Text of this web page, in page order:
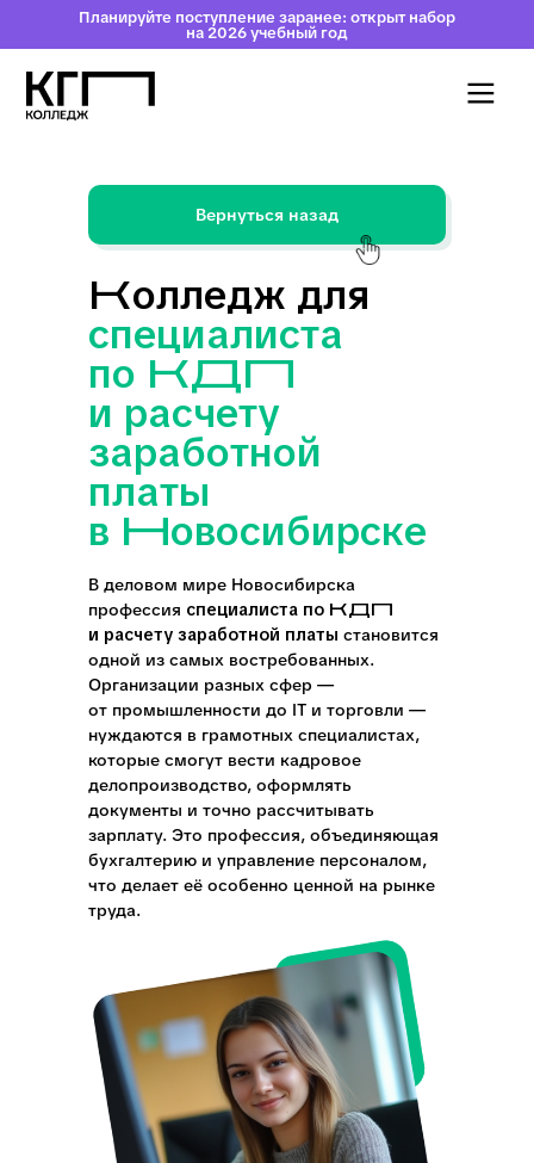
Планируйте поступление заранее: открыт набор
на 2026 учебный год
Колледж для
специалиста
по КДП
и расчету
зараб отной
платы
в Новосибирске
Вернуться назад
В деловом мире Новосибирска
профессия специалиста по КДП
и расчету заработной платы становится
одной из самых востребованных.
Организации разных сфер —
от промышленности до IT и торговли —
нуждаются в грамотных специалистах,
которые смогут вести кадровое
делопроизводство, оформлять
документы и точно рассчитывать
зарплату. Это профессия, объединяющая
бухгалтерию и управление персоналом,
что делает её особенно ценной на рынке
труда.